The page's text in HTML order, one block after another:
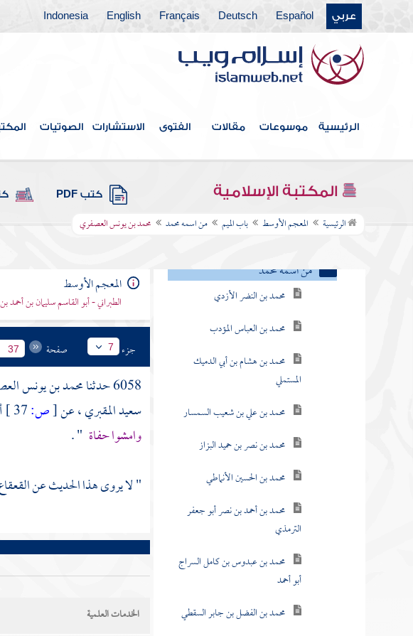
عربي Español
Deutsch
Français
English
Indonesia
الرئيسية موسوعات مقالات الفتوى الاستشارات الصوتيات
المكتبة الإسلامية كتب PDF
الرئيسية المعجم الأوسط باب الميم من اسمه محمد محمد بن يونس العصفري
باب الطاء
باب الظاء
باب العين
باب الفاء
باب القاف
من اسمه محمد
محمد بن النضر الأزدي
محمد بن العباس المؤدب
محمد بن هشام بن أبي الدميك
المستملي
محمد بن علي بن شعيب السمسار
محمد بن نصر بن حميد البزاز
محمد بن الحسين الأنماطي
محمد بن أحمد بن نصر أبو جعفر
الترمذي
محمد بن عبدوس بن كامل السراج
أبو أحمد
محمد بن الفضل بن جابر السقطي
المعجم الأوسط
الطبراني - أبو القاسم سليمان بن أحمد
جزء 7 صفحة 37
6058 حدثنا محمد بن يونس
سعيد المقبري، عن[ص:
وامشوا حفاة " .
" لا يروى هذا الحديث عن
الخدمات العلمية